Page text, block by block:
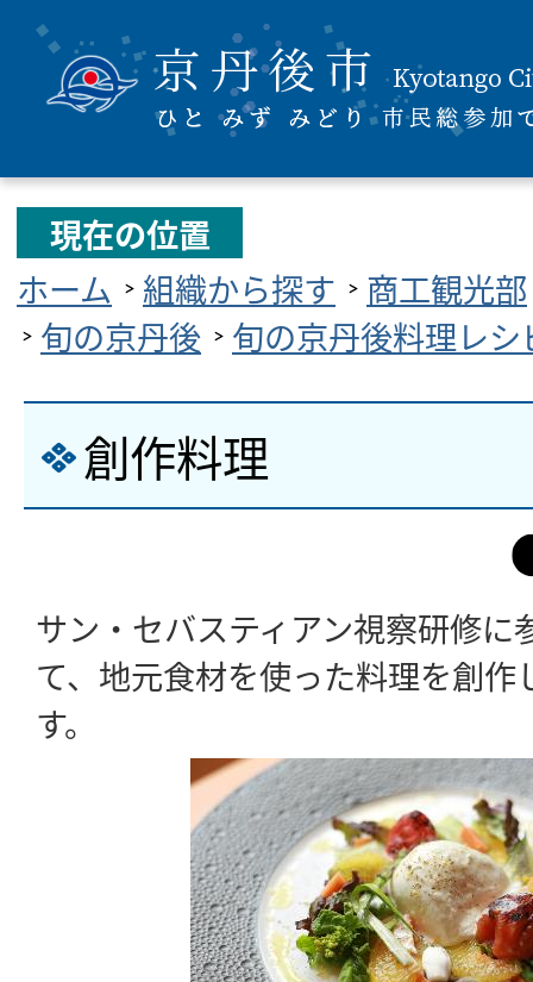
現在の位置
ホーム
組織から探す
商工観光部
旬の京丹後
旬の京丹後料理レシ
創作料理
サン・セバスティアン視察研修に
て、地元食材を使った料理を創
す。